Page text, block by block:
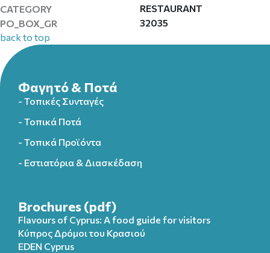
CATEGORY
RESTAURANT
PO_BOX_GR
32035
back to top
Φαγητό & Ποτά
- Τοπικές Συνταγές
- Τοπικά Ποτά
- Τοπικά Προϊόντα
- Εστιατόρια & Διασκέδαση
Brochures (pdf)
Flavours of Cyprus: A food guide for visitors
Κύπρος Δρόμοι του Κρασιού
EDEN Cyprus